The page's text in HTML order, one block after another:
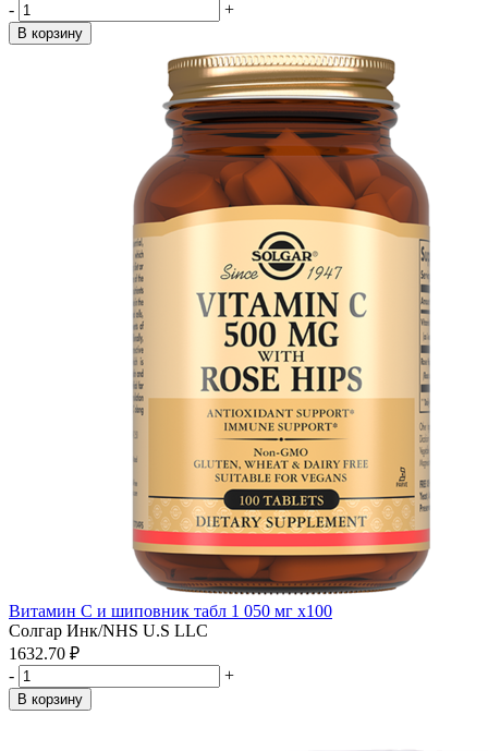
- +
В корзину
Витамин С и шиповник табл 1 050 мг x100
Солгар Инк/NHS U.S LLC
1632.70 ₽
-
+
В корзину